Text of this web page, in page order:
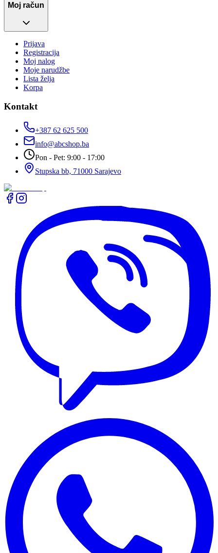
Moj račun
Prijava
Registracija
Moj nalog
Moje narudžbe
Lista želja
Korpa
Kontakt
+387 62 625 500
info@abcshop.ba
Pon - Pet: 9:00 - 17:00
Stupska bb, 71000 Sarajevo